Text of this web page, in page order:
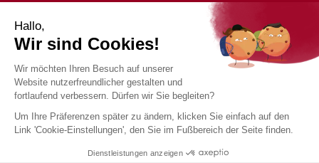
Auskünfte zu erhalten.
2026 - Gemeinde Vianden - Alle Rechte vorbehalten
Impressum
Datenschutzrichtlinie